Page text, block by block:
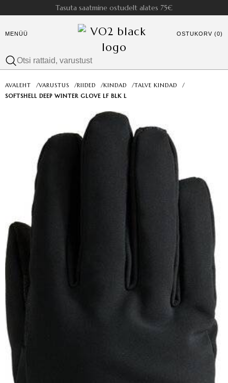
Tasuta saatmine ostudelt alates 75€
MENÜÜ OSTUKORV (0)
AVALEHT /VARUSTUS /RIIDED /KINDAD /TALVE KINDAD
/
SOFTSHELL DEEP WINTER GLOVE LF BLK L